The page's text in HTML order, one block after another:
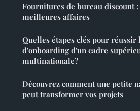
Fournitures de bureau discount
meilleures affaires
Quelles étapes clés pour réussir
d'onboarding d'un cadre
multinationale?
Découvrez comment une petite
peut transformer vos projets